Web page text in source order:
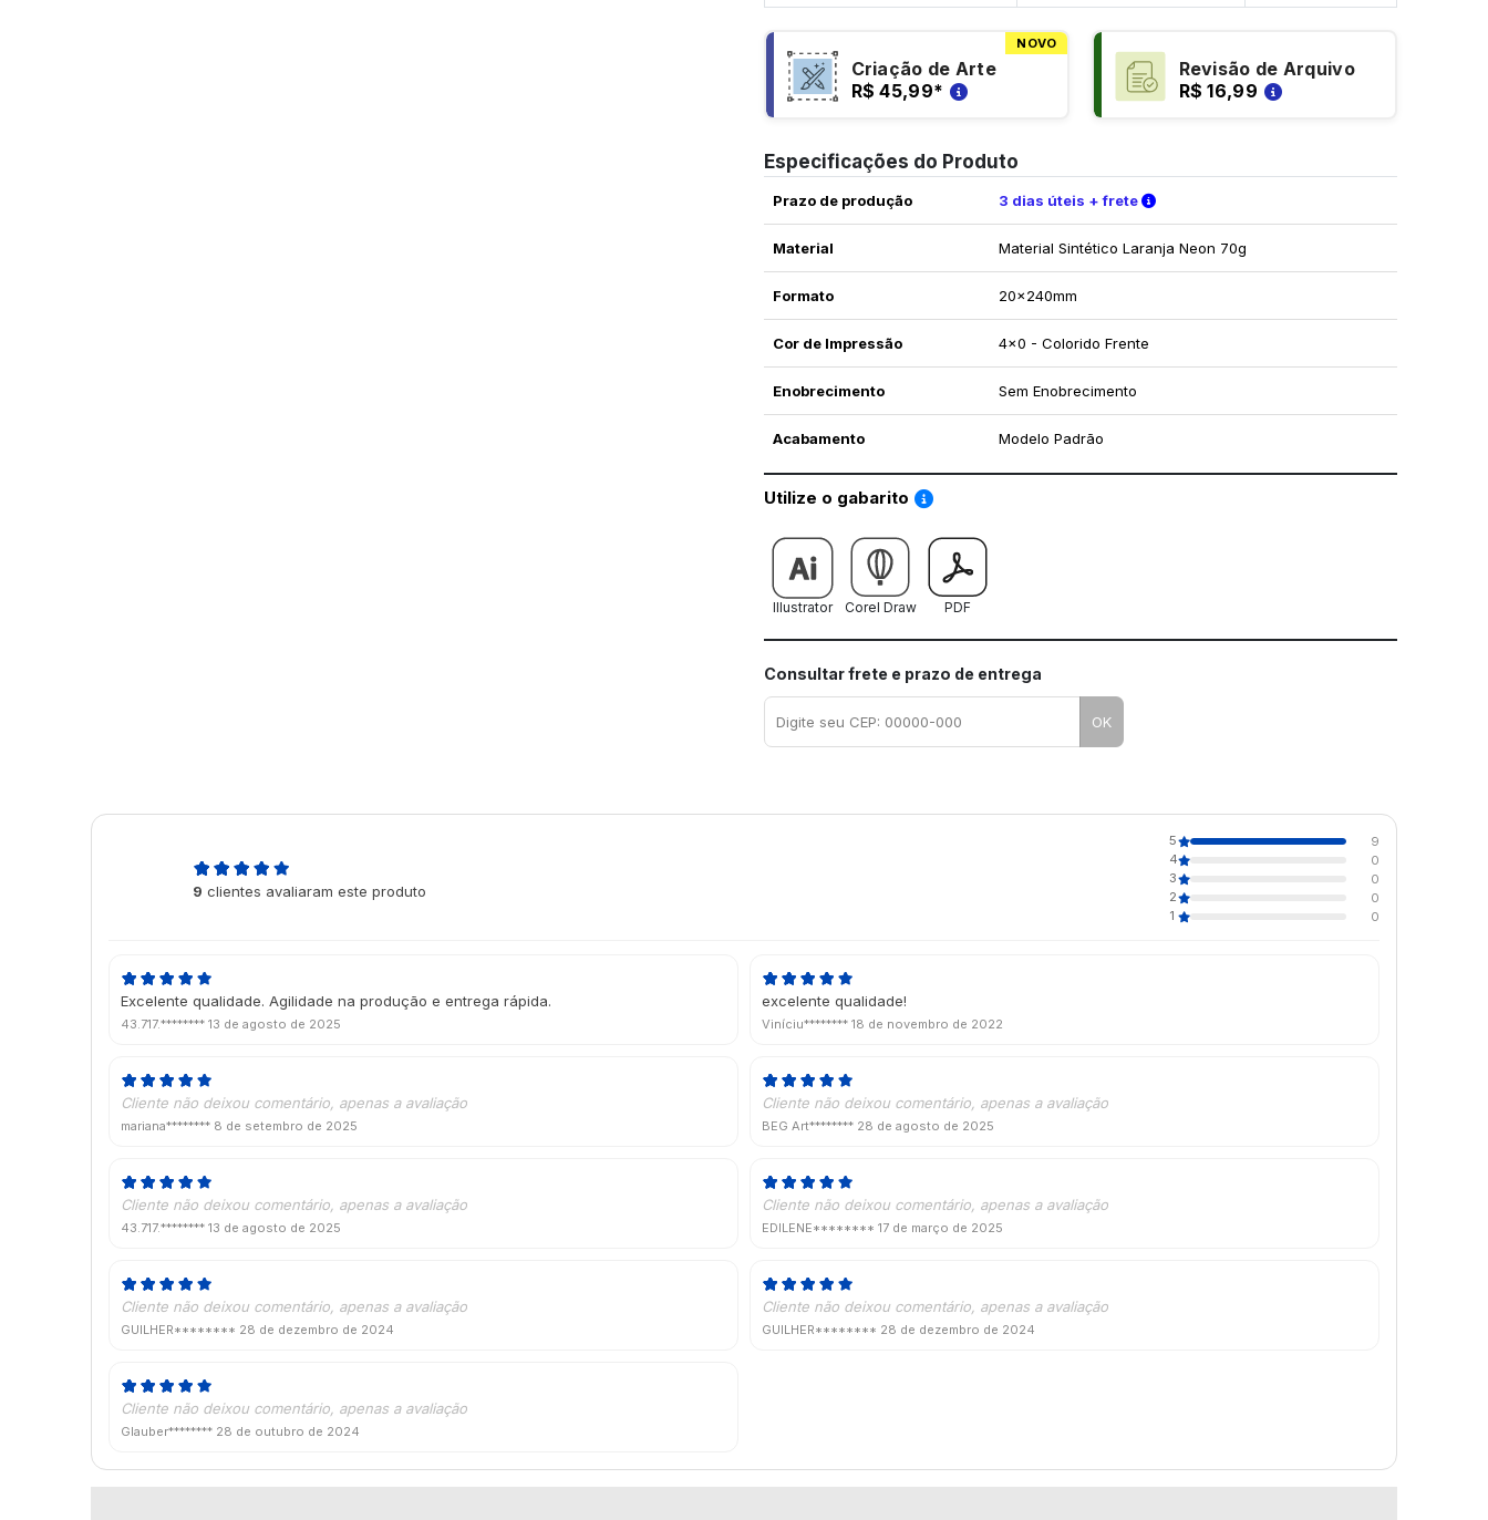
NOVO
Criação de Arte
R$ 45,99*
Revisão de Arquivo
R$ 16,99
Especificações do Produto
Prazo de produção 3 dias úteis + frete Verifique as condições de entrega
Material Material Sintético Laranja Neon 70g
Formato 20x240mm
Cor de Impressão 4x0 - Colorido Frente
Enobrecimento Sem Enobrecimento
Acabamento Modelo Padrão
Utilize o gabarito Saiba como utilizar os nossos gabaritos
Illustrator Corel Draw PDF
Consultar frete e prazo de entrega
OK
9 clientes avaliaram este produto
5
9
4
0
3
0
2
0
1
0
Excelente qualidade. Agilidade na produção e entrega rápida.
43.717.******** 13 de agosto de 2025
excelente qualidade!
Viníciu******** 18 de novembro de 2022
Cliente não deixou comentário, apenas a avaliação
mariana******** 8 de setembro de 2025
Cliente não deixou comentário, apenas a avaliação
BEG Art******** 28 de agosto de 2025
Cliente não deixou comentário, apenas a avaliação
43.717.******** 13 de agosto de 2025
Cliente não deixou comentário, apenas a avaliação
EDILENE******** 17 de março de 2025
Cliente não deixou comentário, apenas a avaliação
GUILHER******** 28 de dezembro de 2024
Cliente não deixou comentário, apenas a avaliação
GUILHER******** 28 de dezembro de 2024
Cliente não deixou comentário, apenas a avaliação
Glauber******** 28 de outubro de 2024